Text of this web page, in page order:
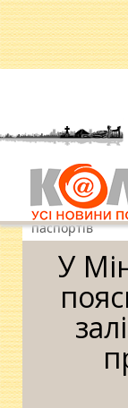
Головна »
пояснили, чому
паспортів
У